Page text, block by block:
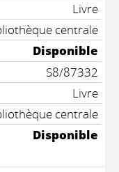
Livre
centrale
Disponible
S8/87332
Livre
centrale
Disponible